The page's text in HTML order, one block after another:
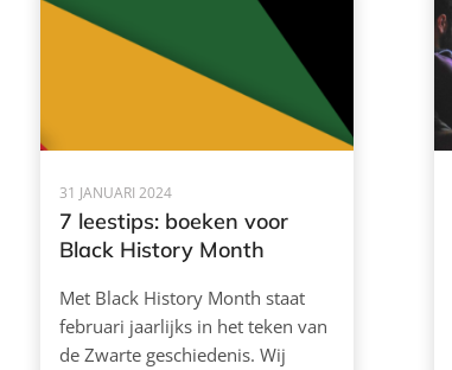
31 JANUARI 2024
7 leestips: boeken voor
Black History Month
Met Black History Month staat
februari jaarlijks in het teken van
de Zwarte geschiedenis. Wij